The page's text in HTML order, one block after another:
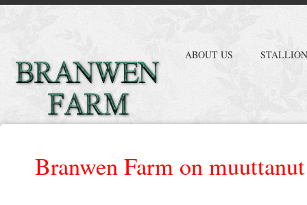
ABOUT US
Branwen Farm on